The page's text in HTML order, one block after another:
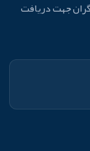
جهت دریافت